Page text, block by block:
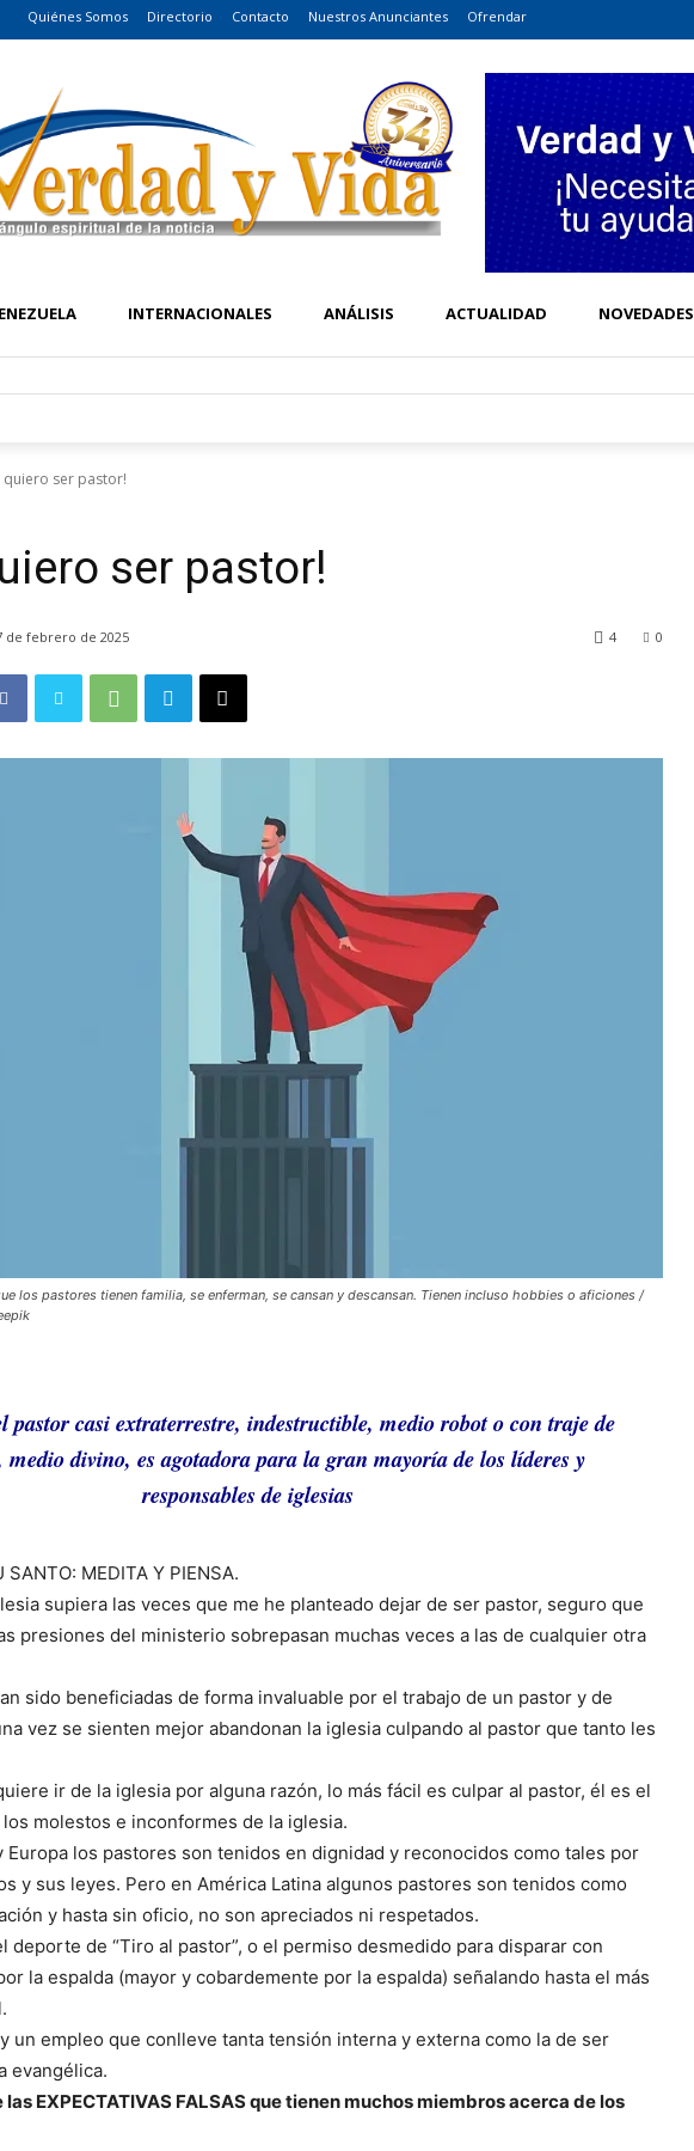
Quiénes Somos Directorio Contacto Nuestros Anunciantes Ofrendar
INTERNACIONALES ANÁLISIS ACTUALIDAD NOVEDADES
quiero ser pastor!
ser pastor!
de febrero de 2025 0
4
los pastores tienen familia, se enferman, se cansan y descansan. Tienen incluso hobbies o aficiones /
pastor casi extraterrestre, indestructible, medio robot o con traje de
divino, es agotadora para la gran mayoría de los líderes y
responsables de iglesias
MEDITA Y PIENSA.
supiera las veces que me he planteado dejar de ser pastor, seguro que
presiones del ministerio sobrepasan muchas veces a las de cualquier otra
sido beneficiadas de forma invaluable por el trabajo de un pastor y de
vez se sienten mejor abandonan la iglesia culpando al pastor que tanto les
ir de la iglesia por alguna razón, lo más fácil es culpar al pastor, él es el
molestos e inconformes de la iglesia.
Europa los pastores son tenidos en dignidad y reconocidos como tales por
y sus leyes. Pero en América Latina algunos pastores son tenidos como
y hasta sin oficio, no son apreciados ni respetados.
deporte de “Tiro al pastor”, o el permiso desmedido para disparar con
la espalda (mayor y cobardemente por la espalda) señalando hasta el más
un empleo que conlleve tanta tensión interna y externa como la de ser
evangélica.
EXPECTATIVAS FALSAS que tienen muchos miembros acerca de los